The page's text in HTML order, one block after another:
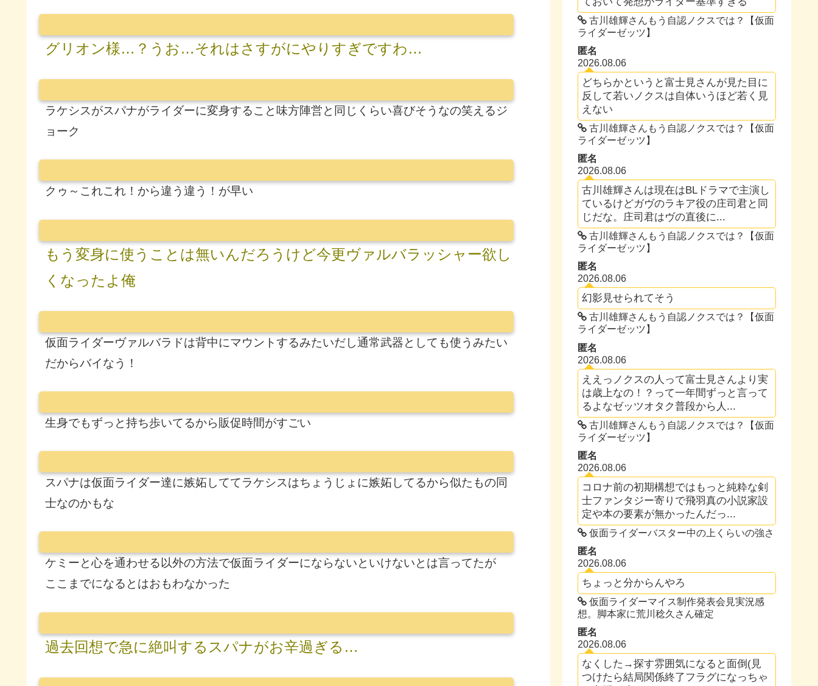
グリオン様…？うお…それはさすがにやりすぎですわ…
ラケシスがスパナがライダーに変身すること味方陣営と同じくらい喜びそうなの笑えるジ
ョーク
クゥ～これこれ！から違う違う！が早い
もう変身に使うことは無いんだろうけど今更ヴァルバラッシャー欲し
くなったよ俺
仮面ライダーヴァルバラドは背中にマウントするみたいだし通常武器としても使うみたい
だからバイなう！
生身でもずっと持ち歩いてるから販促時間がすごい
スパナは仮面ライダー達に嫉妬しててラケシスはちょうじょに嫉妬してるから似たもの同
士なのかもな
ケミーと心を通わせる以外の方法で仮面ライダーにならないといけないとは言ってたが
ここまでになるとはおもわなかった
過去回想で急に絶叫するスパナがお辛過ぎる…
古川雄輝さんもう自認ノクスでは？【仮面
ライダーゼッツ】
匿名
2026.08.06
どちらかというと富士見さんが見た目に
反して若いノクスは自体いうほど若く見
えない
古川雄輝さんもう自認ノクスでは？【仮面
ライダーゼッツ】
匿名
2026.08.06
古川雄輝さんは現在はBLドラマで主演し
ているけどガヴのラキア役の庄司君と同
じだな。庄司君はヴの直後に...
古川雄輝さんもう自認ノクスでは？【仮面
ライダーゼッツ】
匿名
2026.08.06
幻影見せられてそう
古川雄輝さんもう自認ノクスでは？【仮面
ライダーゼッツ】
匿名
2026.08.06
ええっノクスの人って富士見さんより実
は歳上なの！？って一年間ずっと言って
るよなゼッツオタク普段から人...
古川雄輝さんもう自認ノクスでは？【仮面
ライダーゼッツ】
匿名
2026.08.06
コロナ前の初期構想ではもっと純粋な剣
士ファンタジー寄りで飛羽真の小説家設
定や本の要素が無かったんだっ...
仮面ライダーバスター中の上くらいの強さ
匿名
2026.08.06
ちょっと分からんやろ
仮面ライダーマイス制作発表会見実況感
想。脚本家に荒川稔久さん確定
匿名
2026.08.06
なくした→探す雰囲気になると面倒(見
つけたら結局関係終了フラグになっちゃ